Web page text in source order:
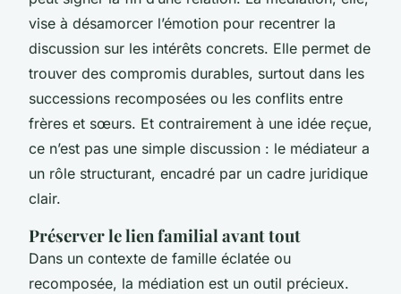
vise à désamorcer l’émotion pour recentrer la
discussion sur les intérêts concrets. Elle permet de
trouver des compromis durables, surtout dans les
successions recomposées ou les conflits entre
frères et sœurs. Et contrairement à une idée reçue,
ce n’est pas une simple discussion : le médiateur a
un rôle structurant, encadré par un cadre juridique
clair.
Préserver le lien familial avant tout
Dans un contexte de famille éclatée ou
recomposée, la médiation est un outil précieux.